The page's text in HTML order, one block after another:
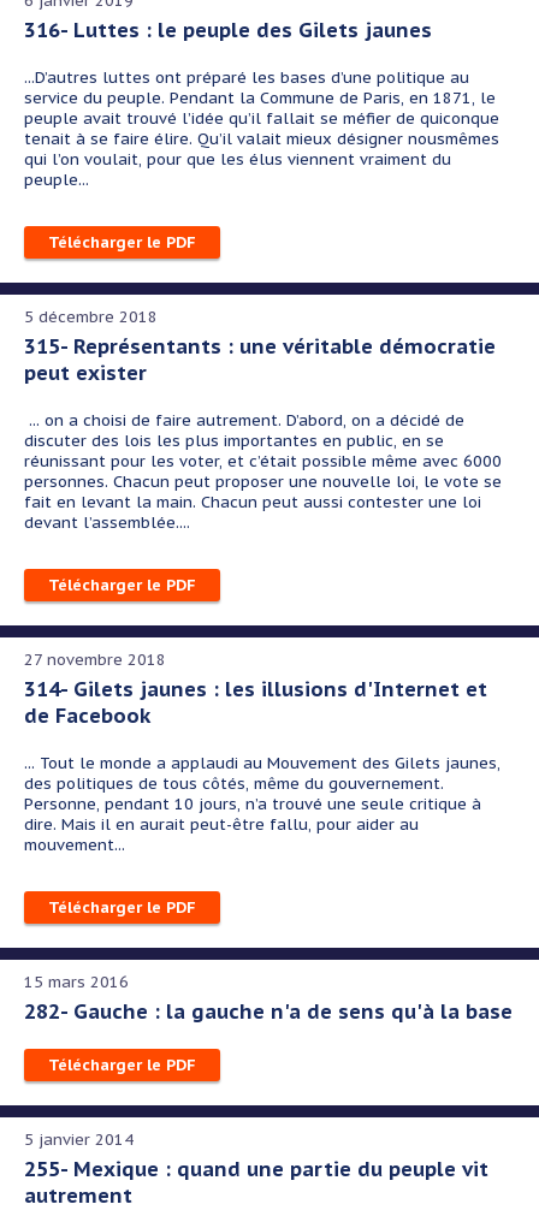
316- Luttes : le peuple des Gilets jaunes
...D’autres luttes ont préparé les bases d’une politique au
service du peuple. Pendant la Commune de Paris, en 1871, le
peuple avait trouvé l’idée qu’il fallait se méfier de quiconque
tenait à se faire élire. Qu’il valait mieux désigner nousmêmes
qui l’on voulait, pour que les élus viennent vraiment du
peuple...
Télécharger le PDF
5 décembre 2018
315- Représentants : une véritable démocratie
peut exister
... on a choisi de faire autrement. D’abord, on a décidé de
discuter des lois les plus importantes en public, en se
réunissant pour les voter, et c’était possible même avec 6000
personnes. Chacun peut proposer une nouvelle loi, le vote se
fait en levant la main. Chacun peut aussi contester une loi
devant l’assemblée....
Télécharger le PDF
27 novembre 2018
314- Gilets jaunes : les illusions d'Internet et
de Facebook
... Tout le monde a applaudi au Mouvement des Gilets jaunes,
des politiques de tous côtés, même du gouvernement.
Personne, pendant 10 jours, n’a trouvé une seule critique à
dire. Mais il en aurait peut-être fallu, pour aider au
mouvement...
Télécharger le PDF
15 mars 2016
282- Gauche : la gauche n'a de sens qu'à la base
Télécharger le PDF
5 janvier 2014
255- Mexique : quand une partie du peuple vit
autrement